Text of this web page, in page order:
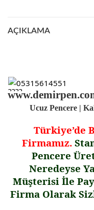
AÇIKLAMA
05315614551
Ucuz Pencere |
Türkiye’de
Firmamız.
Pencere
Neredeyse
Müşterisi İle
Firma Olarak